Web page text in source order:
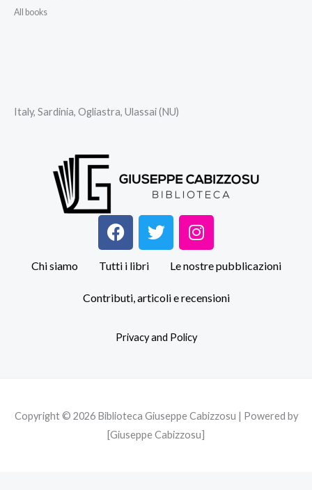
All books
Italy, Sardinia, Ogliastra, Ulassai (NU)
F
a
c
e
b
k
T
w
t
I
n
s
t
a
a
Chi siamo Tutti i libri Le nostre pubblicazioni
Contributi, articoli e recensioni
Privacy and Policy
Copyright © 2026 Biblioteca Giuseppe Cabizzosu | Powered by
[Giuseppe Cabizzosu]